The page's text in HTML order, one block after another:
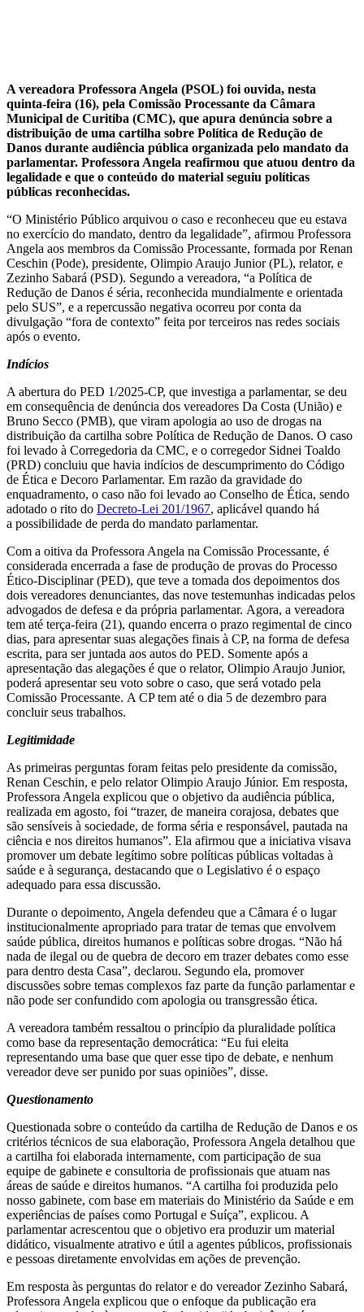
A vereadora Professora Angela (PSOL) foi ouvida, nesta
quinta-feira (16), pela Comissão Processante da Câmara
Municipal de Curitiba (CMC), que apura denúncia sobre a
distribuição de uma cartilha sobre Política de Redução de
Danos durante audiência pública organizada pelo mandato da
parlamentar. Professora Angela reafirmou que atuou dentro da
legalidade e que o conteúdo do material seguiu políticas
públicas reconhecidas.
“O Ministério Público arquivou o caso e reconheceu que eu estava
no exercício do mandato, dentro da legalidade”, afirmou Professora
Angela aos membros da Comissão Processante, formada por Renan
Ceschin (Pode), presidente, Olimpio Araujo Junior (PL), relator, e
Zezinho Sabará (PSD). Segundo a vereadora, “a Política de
Redução de Danos é séria, reconhecida mundialmente e orientada
pelo SUS”, e a repercussão negativa ocorreu por conta da
divulgação “fora de contexto” feita por terceiros nas redes sociais
após o evento.
Indícios
A abertura do PED 1/2025-CP, que investiga a parlamentar, se deu
em consequência de denúncia dos vereadores Da Costa (União) e
Bruno Secco (PMB), que viram apologia ao uso de drogas na
distribuição da cartilha sobre Política de Redução de Danos. O caso
foi levado à Corregedoria da CMC, e o corregedor Sidnei Toaldo
(PRD) concluiu que havia indícios de descumprimento do Código
de Ética e Decoro Parlamentar. Em razão da gravidade do
enquadramento, o caso não foi levado ao Conselho de Ética, sendo
adotado o rito do Decreto-Lei 201/1967, aplicável quando há
a possibilidade de perda do mandato parlamentar.
Com a oitiva da Professora Angela na Comissão Processante, é
considerada encerrada a fase de produção de provas do Processo
Ético-Disciplinar (PED), que teve a tomada dos depoimentos dos
dois vereadores denunciantes, das nove testemunhas indicadas pelos
advogados de defesa e da própria parlamentar. Agora, a vereadora
tem até terça-feira (21), quando encerra o prazo regimental de cinco
dias, para apresentar suas alegações finais à CP, na forma de defesa
escrita, para ser juntada aos autos do PED. Somente após a
apresentação das alegações é que o relator, Olimpio Araujo Junior,
poderá apresentar seu voto sobre o caso, que será votado pela
Comissão Processante. A CP tem até o dia 5 de dezembro para
concluir seus trabalhos.
Legitimidade
As primeiras perguntas foram feitas pelo presidente da comissão,
Renan Ceschin, e pelo relator Olimpio Araujo Júnior. Em resposta,
Professora Angela explicou que o objetivo da audiência pública,
realizada em agosto, foi “trazer, de maneira corajosa, debates que
são sensíveis à sociedade, de forma séria e responsável, pautada na
ciência e nos direitos humanos”. Ela afirmou que a iniciativa visava
promover um debate legítimo sobre políticas públicas voltadas à
saúde e à segurança, destacando que o Legislativo é o espaço
adequado para essa discussão.
Durante o depoimento, Angela defendeu que a Câmara é o lugar
institucionalmente apropriado para tratar de temas que envolvem
saúde pública, direitos humanos e políticas sobre drogas. “Não há
nada de ilegal ou de quebra de decoro em trazer debates como esse
para dentro desta Casa”, declarou. Segundo ela, promover
discussões sobre temas complexos faz parte da função parlamentar e
não pode ser confundido com apologia ou transgressão ética.
A vereadora também ressaltou o princípio da pluralidade política
como base da representação democrática: “Eu fui eleita
representando uma base que quer esse tipo de debate, e nenhum
vereador deve ser punido por suas opiniões”, disse.
Questionamento
Questionada sobre o conteúdo da cartilha de Redução de Danos e os
critérios técnicos de sua elaboração, Professora Angela detalhou que
a cartilha foi elaborada internamente, com participação de sua
equipe de gabinete e consultoria de profissionais que atuam nas
áreas de saúde e direitos humanos. “A cartilha foi produzida pelo
nosso gabinete, com base em materiais do Ministério da Saúde e em
experiências de países como Portugal e Suíça”, explicou. A
parlamentar acrescentou que o objetivo era produzir um material
didático, visualmente atrativo e útil a agentes públicos, profissionais
e pessoas diretamente envolvidas em ações de prevenção.
Em resposta às perguntas do relator e do vereador Zezinho Sabará,
Professora Angela explicou que o enfoque da publicação era